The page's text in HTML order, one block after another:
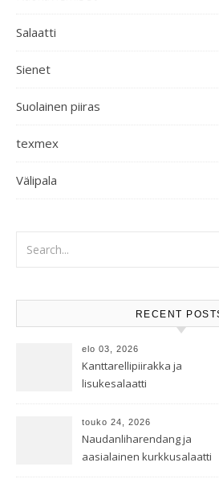
Salaatti
Sienet
Suolainen piiras
texmex
Välipala
RECENT
elo 03, 2026
Kanttarellipiirakka ja
lisukesalaatti
touko 24, 2026
Naudanliharendang ja
aasialainen kurkkusalaatti